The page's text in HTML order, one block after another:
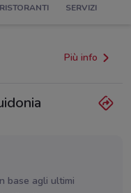
RISTORANTI SERVIZI
Più info
base agli ultimi